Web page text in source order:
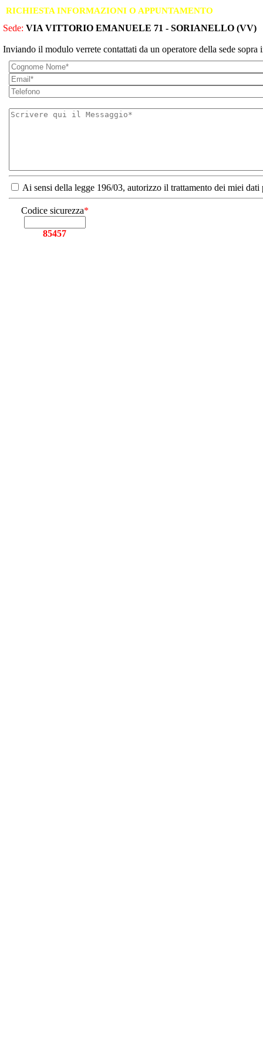
RICHIESTA INFORMAZIONI O APPUNTAMENTO
Sede: VIA VITTORIO EMANUELE 71 - SORIANELLO (VV)
Inviando il modulo verrete contattati da un operatore della sede sopra
Ai sensi della legge 196/03, autorizzo il trattamento dei miei
Codice sicurezza*
85457